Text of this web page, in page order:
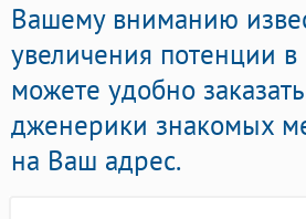
Вашему вниманию
увеличения потенции
можете удобно
дженерики знакомых
на Ваш адрес.